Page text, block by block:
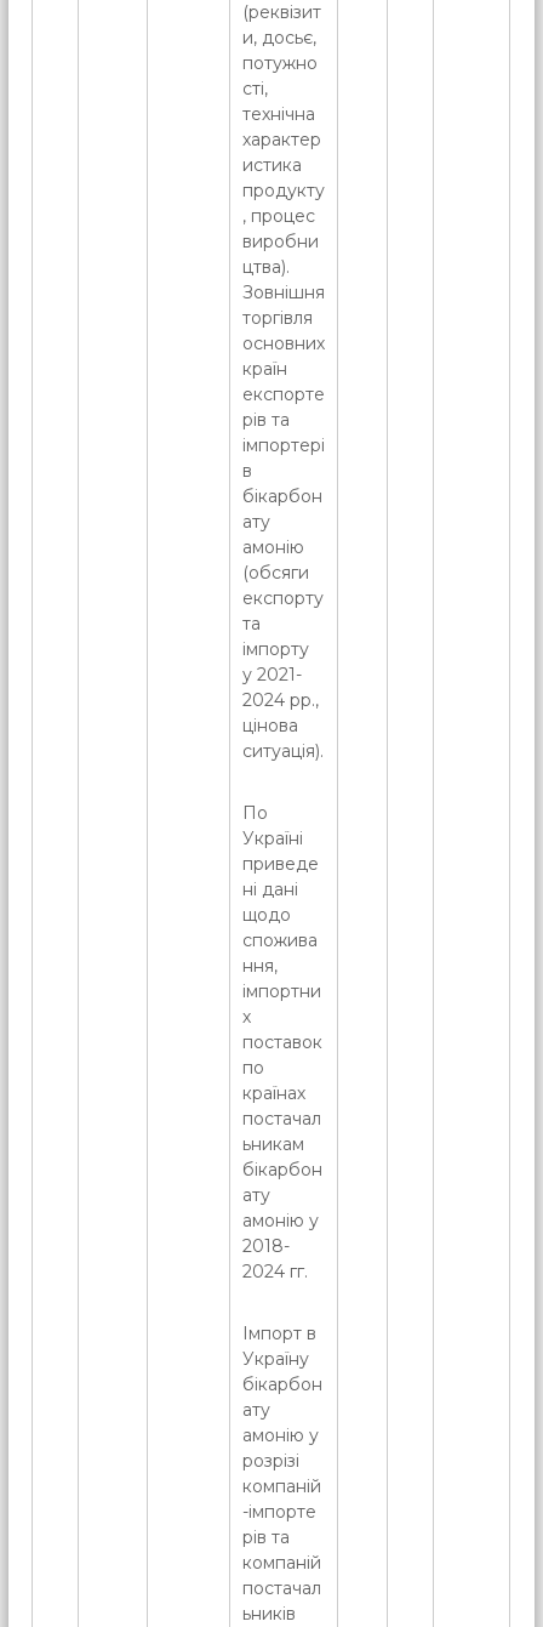
(реквізит
и, досьє,
потужно
сті,
технічна
характер
истика
продукту
, процес
виробни
цтва).
Зовнішня
торгівля
основних
країн
експорте
рів та
імпортері
в
бікарбон
ату
амонію
(обсяги
експорту
та
імпорту
у 2021-
2024 рр.,
цінова
ситуація).
По
Україні
приведе
ні дані
щодо
спожива
ння,
імпортни
х
поставок
по
країнах
постачал
ьникам
бікарбон
ату
амонію у
2018-
2024 гг.
Імпорт в
Україну
бікарбон
ату
амонію у
розрізі
компаній
-імпорте
рів та
компаній
постачал
ьників